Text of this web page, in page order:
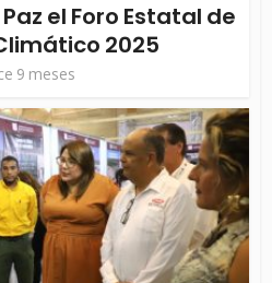
el Foro Estatal de
2025
9 meses